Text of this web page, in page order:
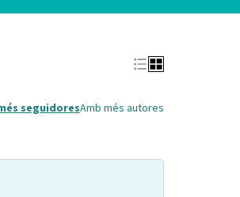
seguidoresAmb més autores